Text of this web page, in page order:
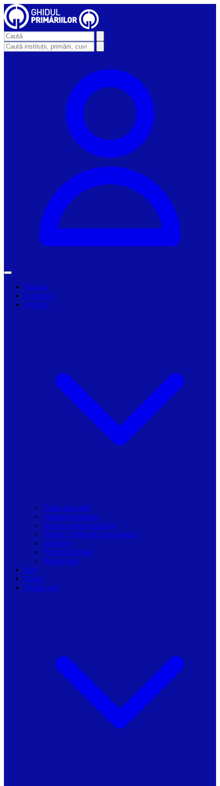
Primarii
Companii
Articole
Toate articolele
Viziune de primar
Resurse pentru primarii
Politici Urbane & Guvernanta
Dialoguri
Profil de Primar
Podcast-uri
Stiri
Oferte
Despre noi